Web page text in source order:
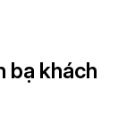
bạ khách